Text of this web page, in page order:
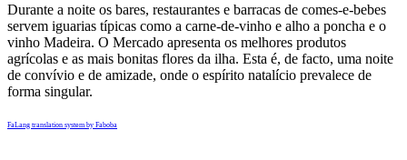
Durante a noite os bares, restaurantes e barracas de comes-e-bebes
servem iguarias típicas como a carne-de-vinho e alho a poncha e o
vinho Madeira. O Mercado apresenta os melhores produtos
agrícolas e as mais bonitas flores da ilha. Esta é, de facto, uma noite
de convívio e de amizade, onde o espírito natalício prevalece de
forma singular.
FaLang translation system by Faboba